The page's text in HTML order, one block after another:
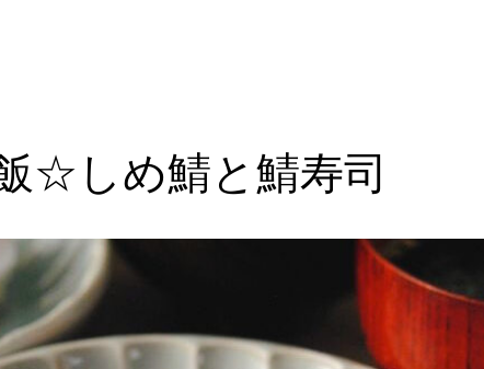
☆しめ鯖と鯖寿司